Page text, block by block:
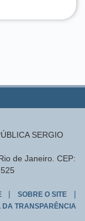
SERGIO
de Janeiro. CEP:
| SOBRE O SITE |
DA TRANSPARÊNCIA